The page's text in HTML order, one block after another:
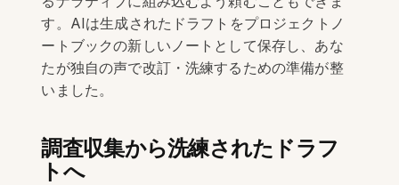
す。AIは生成されたドラフトをプロジェクトノ
ートブックの新しいノートとして保存し、あな
たが独自の声で改訂・洗練するための準備が整
いました。
調査収集から洗練されたドラフ
トへ